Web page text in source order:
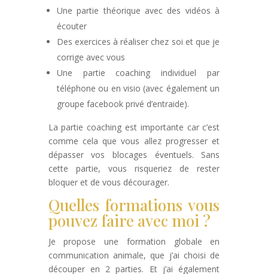
Une partie théorique avec des vidéos à
écouter
Des exercices à réaliser chez soi et que je
corrige avec vous
Une partie coaching individuel par
téléphone ou en visio (avec également un
groupe facebook privé d’entraide).
La partie coaching est importante car c’est
comme cela que vous allez progresser et
dépasser vos blocages éventuels. Sans
cette partie, vous risqueriez de rester
bloquer et de vous décourager.
Quelles formations vous
pouvez faire avec moi ?
Je propose une formation globale en
communication animale, que j’ai choisi de
découper en 2 parties. Et j’ai également